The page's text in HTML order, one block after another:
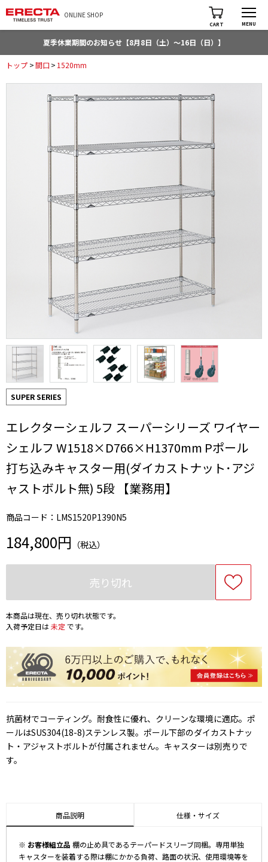
ONLINE SHOP
CART MENU
夏季休業期間のお知らせ【8月8日（土）～16日（日）】
トップ >間口 > 1520mm
SUPER SERIES
エレクターシェルフ スーパーシリーズ ワイヤー
シェルフ W1518×D766×H1370mm Pポール
打ち込みキャスター用(ダイカストナット･アジ
ャストボルト無) 5段 【業務用】
商品コード：LMS1520P1390N5
184,800円 （税込）
売り切れ
本商品は現在、売り切れ状態です。
入荷予定日は未定 です。
抗菌材でコーティング。耐食性に優れ、クリーンな環境に適応。ポ
ールはSUS304(18-8)ステンレス製。ポール下部のダイカストナッ
ト・アジャストボルトが付属されません。キャスターは別売りで
す。
商品説明 仕様・サイズ
※ お客様組立品 棚の止め具であるテーパードスリーブ同梱。専用単独
キャスターを装着する際は棚にかかる負荷、路面の状況、使用環境等を